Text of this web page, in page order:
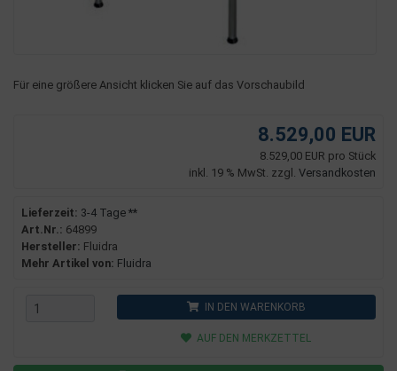
Für eine größere Ansicht klicken Sie auf das Vorschaubild
8.529,00 EUR
8.529,00 EUR pro Stück
inkl. 19 % MwSt. zzgl. Versandkosten
Lieferzeit: 3-4 Tage **
Art.Nr.: 64899
Hersteller: Fluidra
Mehr Artikel von: Fluidra
IN DEN WARENKORB
AUF DEN MERKZETTEL